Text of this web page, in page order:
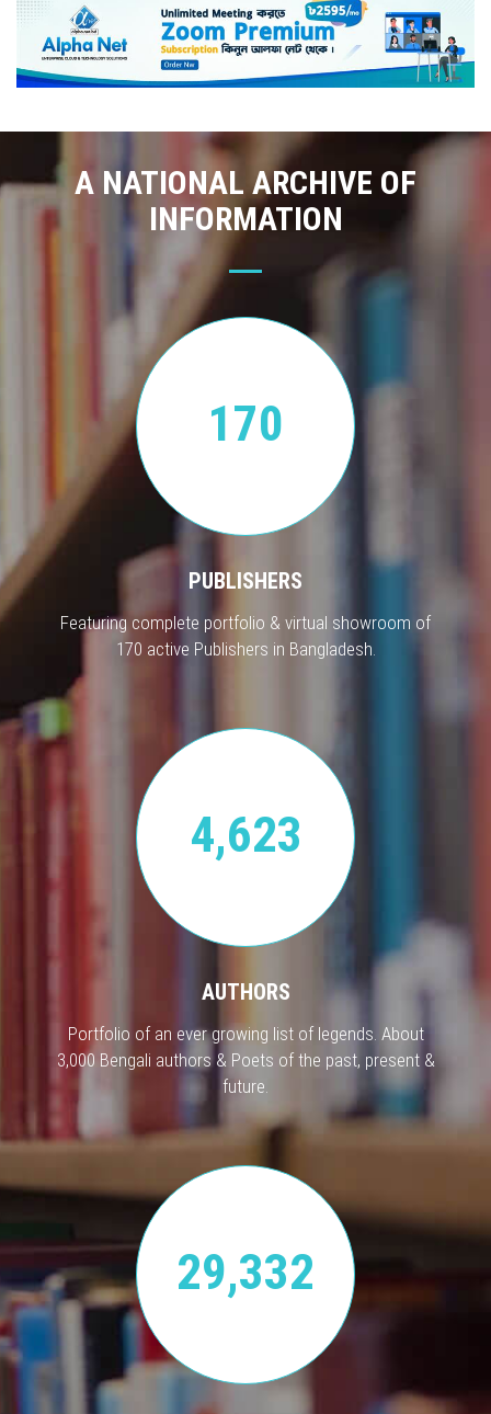
A NATIONAL ARCHIVE OF
INFORMATION
170
PUBLISHERS
Featuring complete portfolio & virtual showroom of
170 active Publishers in Bangladesh.
4,623
AUTHORS
Portfolio of an ever growing list of legends. About
3,000 Bengali authors & Poets of the past, present &
future.
29,332